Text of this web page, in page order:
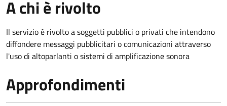
A chi è rivolto
Il servizio è rivolto a soggetti pubblici o privati che intendono
diffondere messaggi pubblicitari o comunicazioni attraverso
l'uso di altoparlanti o sistemi di amplificazione sonora
Approfondimenti